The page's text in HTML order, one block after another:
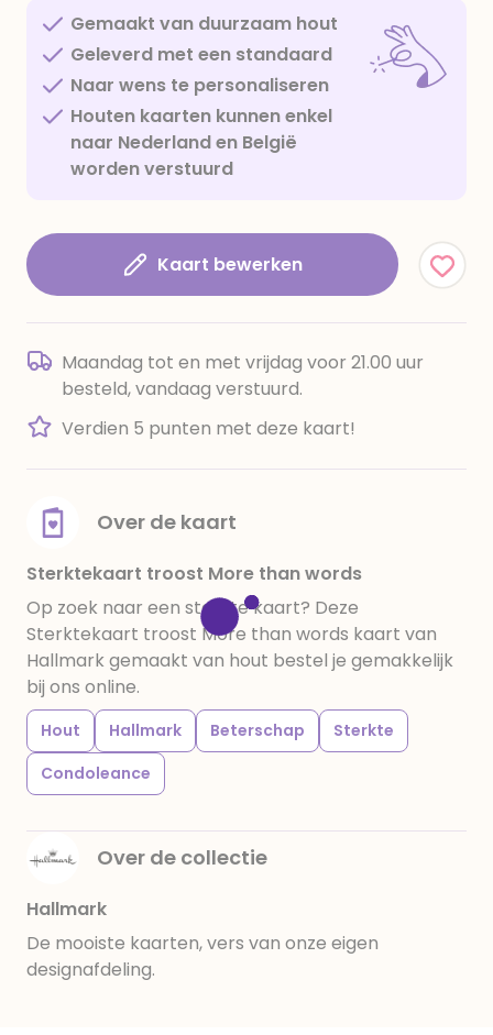
Gemaakt van duurzaam hout
Geleverd met een standaard
Naar wens te personaliseren
Houten kaarten kunnen enkel
naar Nederland en België
worden verstuurd
Kaart bewerken
Maandag tot en met vrijdag voor 21.00 uur
besteld, vandaag verstuurd.
Verdien 5 punten met deze kaart!
Over de kaart
Sterktekaart troost More than words
Op zoek naar een sterkte kaart? Deze
Sterktekaart troost More than words kaart van
Hallmark gemaakt van hout bestel je gemakkelijk
bij ons online.
Hout Hallmark Beterschap
Sterkte
Condoleance
Over de collectie
Hallmark
De mooiste kaarten, vers van onze eigen
designafdeling.